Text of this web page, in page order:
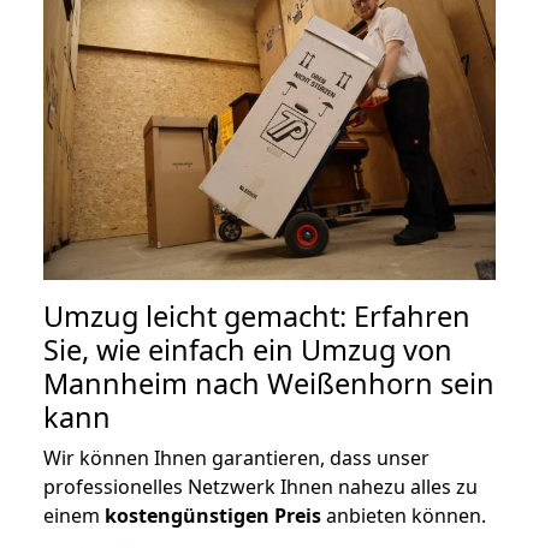
Umzug leicht gemacht: Erfahren
Sie, wie einfach ein Umzug von
Mannheim nach Weißenhorn sein
kann
Wir können Ihnen garantieren, dass unser
professionelles Netzwerk Ihnen nahezu alles zu
einem kostengünstigen Preisanbieten können.